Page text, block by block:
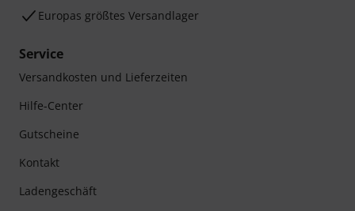
Europas größtes Versandlager
Service
Versandkosten und Lieferzeiten
Hilfe-Center
Gutscheine
Kontakt
Ladengeschäft